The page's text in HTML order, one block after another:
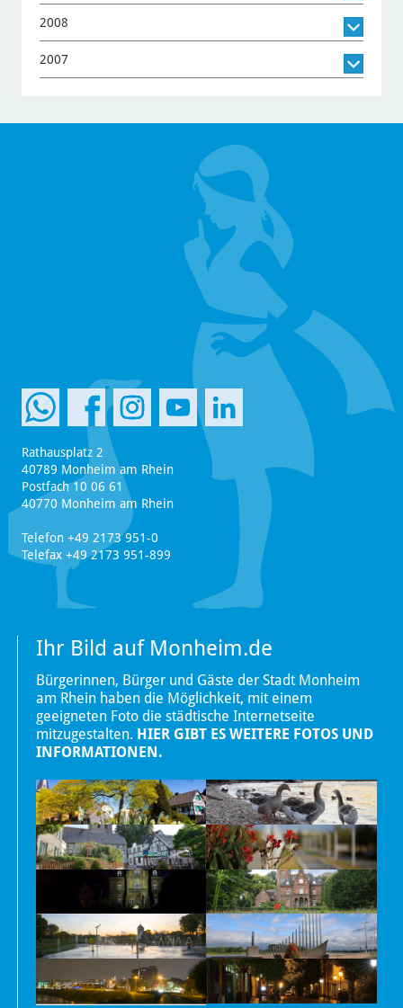
2008
2007
Rathausplatz 2
40789 Monheim am Rhein
Postfach 10 06 61
40770 Monheim am Rhein
Telefon +49 2173 951-0
Telefax +49 2173 951-899
Ihr Bild auf Monheim.de
Bürgerinnen, Bürger und Gäste der Stadt Monheim
am Rhein haben die Möglichkeit, mit einem
geeigneten Foto die städtische Internetseite
mitzugestalten. HIER GIBT ES WEITERE FOTOS UND
INFORMATIONEN.